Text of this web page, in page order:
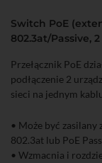
Switch PoE
802.3at/Passive,
Przełącznik PoE
podłączenie 2
sieci na jednym
• Może być zasilany
802.3at lub PoE
• Wzmacnia i